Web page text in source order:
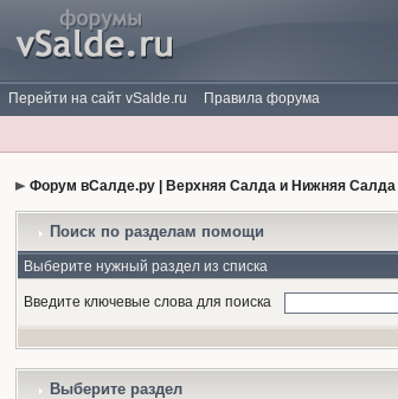
Перейти на сайт vSalde.ru Правила форума
Форум вСалде.ру | Верхняя Салда и Нижняя Салда
Поиск по разделам помощи
Выберите нужный раздел из списка
Введите ключевые слова для поиска
Выберите раздел